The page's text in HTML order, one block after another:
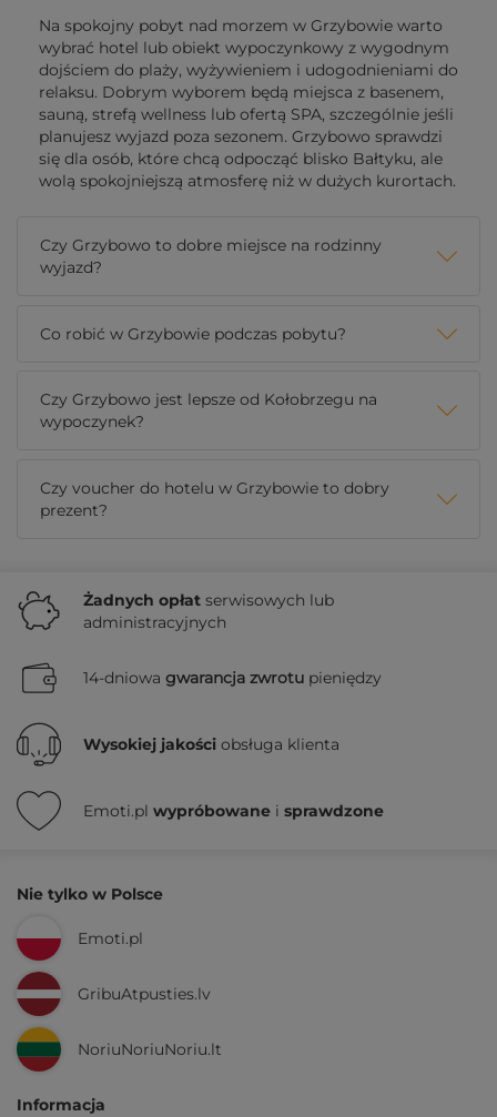
Na spokojny pobyt nad morzem w Grzybowie warto
wybrać hotel lub obiekt wypoczynkowy z wygodnym
dojściem do plaży, wyżywieniem i udogodnieniami do
relaksu. Dobrym wyborem będą miejsca z basenem,
sauną, strefą wellness lub ofertą SPA, szczególnie jeśli
planujesz wyjazd poza sezonem. Grzybowo sprawdzi
się dla osób, które chcą odpocząć blisko Bałtyku, ale
wolą spokojniejszą atmosferę niż w dużych kurortach.
Czy Grzybowo to dobre miejsce na rodzinny
wyjazd?
Co robić w Grzybowie podczas pobytu?
Czy Grzybowo jest lepsze od Kołobrzegu na
wypoczynek?
Czy voucher do hotelu w Grzybowie to dobry
prezent?
Żadnych opłat serwisowych lub
administracyjnych
14-dniowa gwarancja zwrotu pieniędzy
Wysokiej jakości obsługa klienta
Emoti.pl wypróbowane i sprawdzone
Nie tylko w Polsce
Emoti.pl
GribuAtpusties.lv
NoriuNoriuNoriu.lt
Informacja